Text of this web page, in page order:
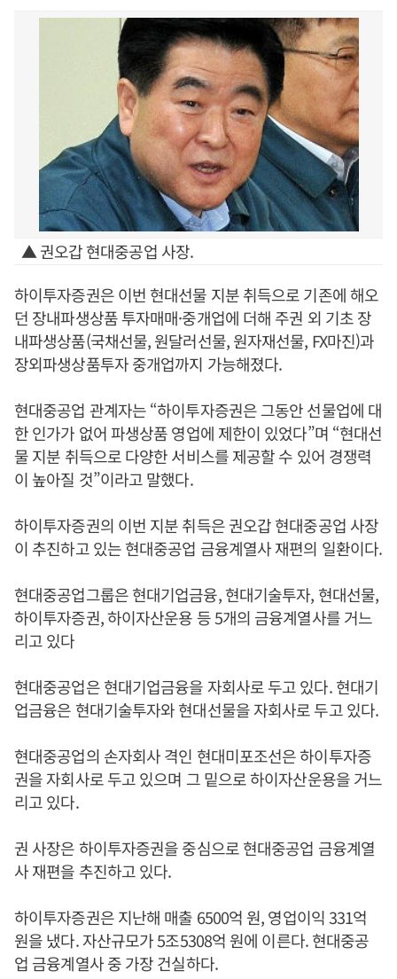
▲ 권오갑 현대중공업 사장.
하이투자증권은 이번 현대선물 지분 취득으로 기존에 해오
던 장내파생상품 투자매매·중개업에 더해 주권 외 기초 장
내파생상품(국채선물, 원달러선물, 원자재선물, FX마진)과
장외파생상품투자 중개업까지 가능해졌다.
현대중공업 관계자는 “하이투자증권은 그동안 선물업에 대
한 인가가 없어 파생상품 영업에 제한이 있었다”며 “현대선
물 지분 취득으로 다양한 서비스를 제공할 수 있어 경쟁력
이 높아질 것”이라고 말했다.
하이투자증권의 이번 지분 취득은 권오갑 현대중공업 사장
이 추진하고 있는 현대중공업 금융계열사 재편의 일환이다.
현대중공업그룹은 현대기업금융, 현대기술투자, 현대선물,
하이투자증권, 하이자산운용 등 5개의 금융계열사를 거느
리고 있다
현대중공업은 현대기업금융을 자회사로 두고 있다. 현대기
업금융은 현대기술투자와 현대선물을 자회사로 두고 있다.
현대중공업의 손자회사 격인 현대미포조선은 하이투자증
권을 자회사로 두고 있으며 그 밑으로 하이자산운용을 거느
리고 있다.
권 사장은 하이투자증권을 중심으로 현대중공업 금융계열
사 재편을 추진하고 있다.
하이투자증권은 지난해 매출 6500억 원, 영업이익 331억
원을 냈다. 자산규모가 5조5308억 원에 이른다. 현대중공
업 금융계열사 중 가장 건실하다.